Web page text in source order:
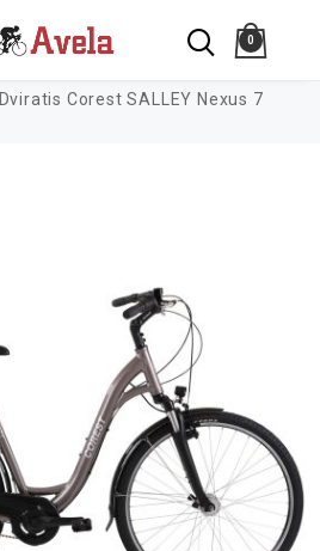
0
Dviratis Corest SALLEY Nexus 7